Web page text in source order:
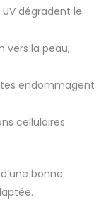
UV dégradent le
vers la peau,
endommagent
cellulaires
bonne